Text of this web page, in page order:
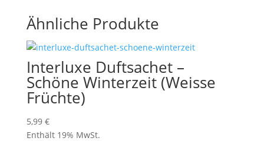
Ähnliche Produkte
Interluxe Duftsachet –
Schöne Winterzeit (Weisse
Früchte)
5,99 €
Enthält 19% MwSt.